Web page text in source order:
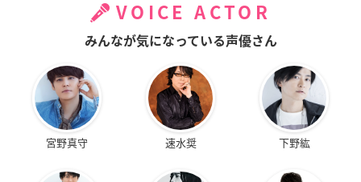
VOICE ACTOR
みんなが気になっている声優さん
宮野真守 速水奨 下野紘